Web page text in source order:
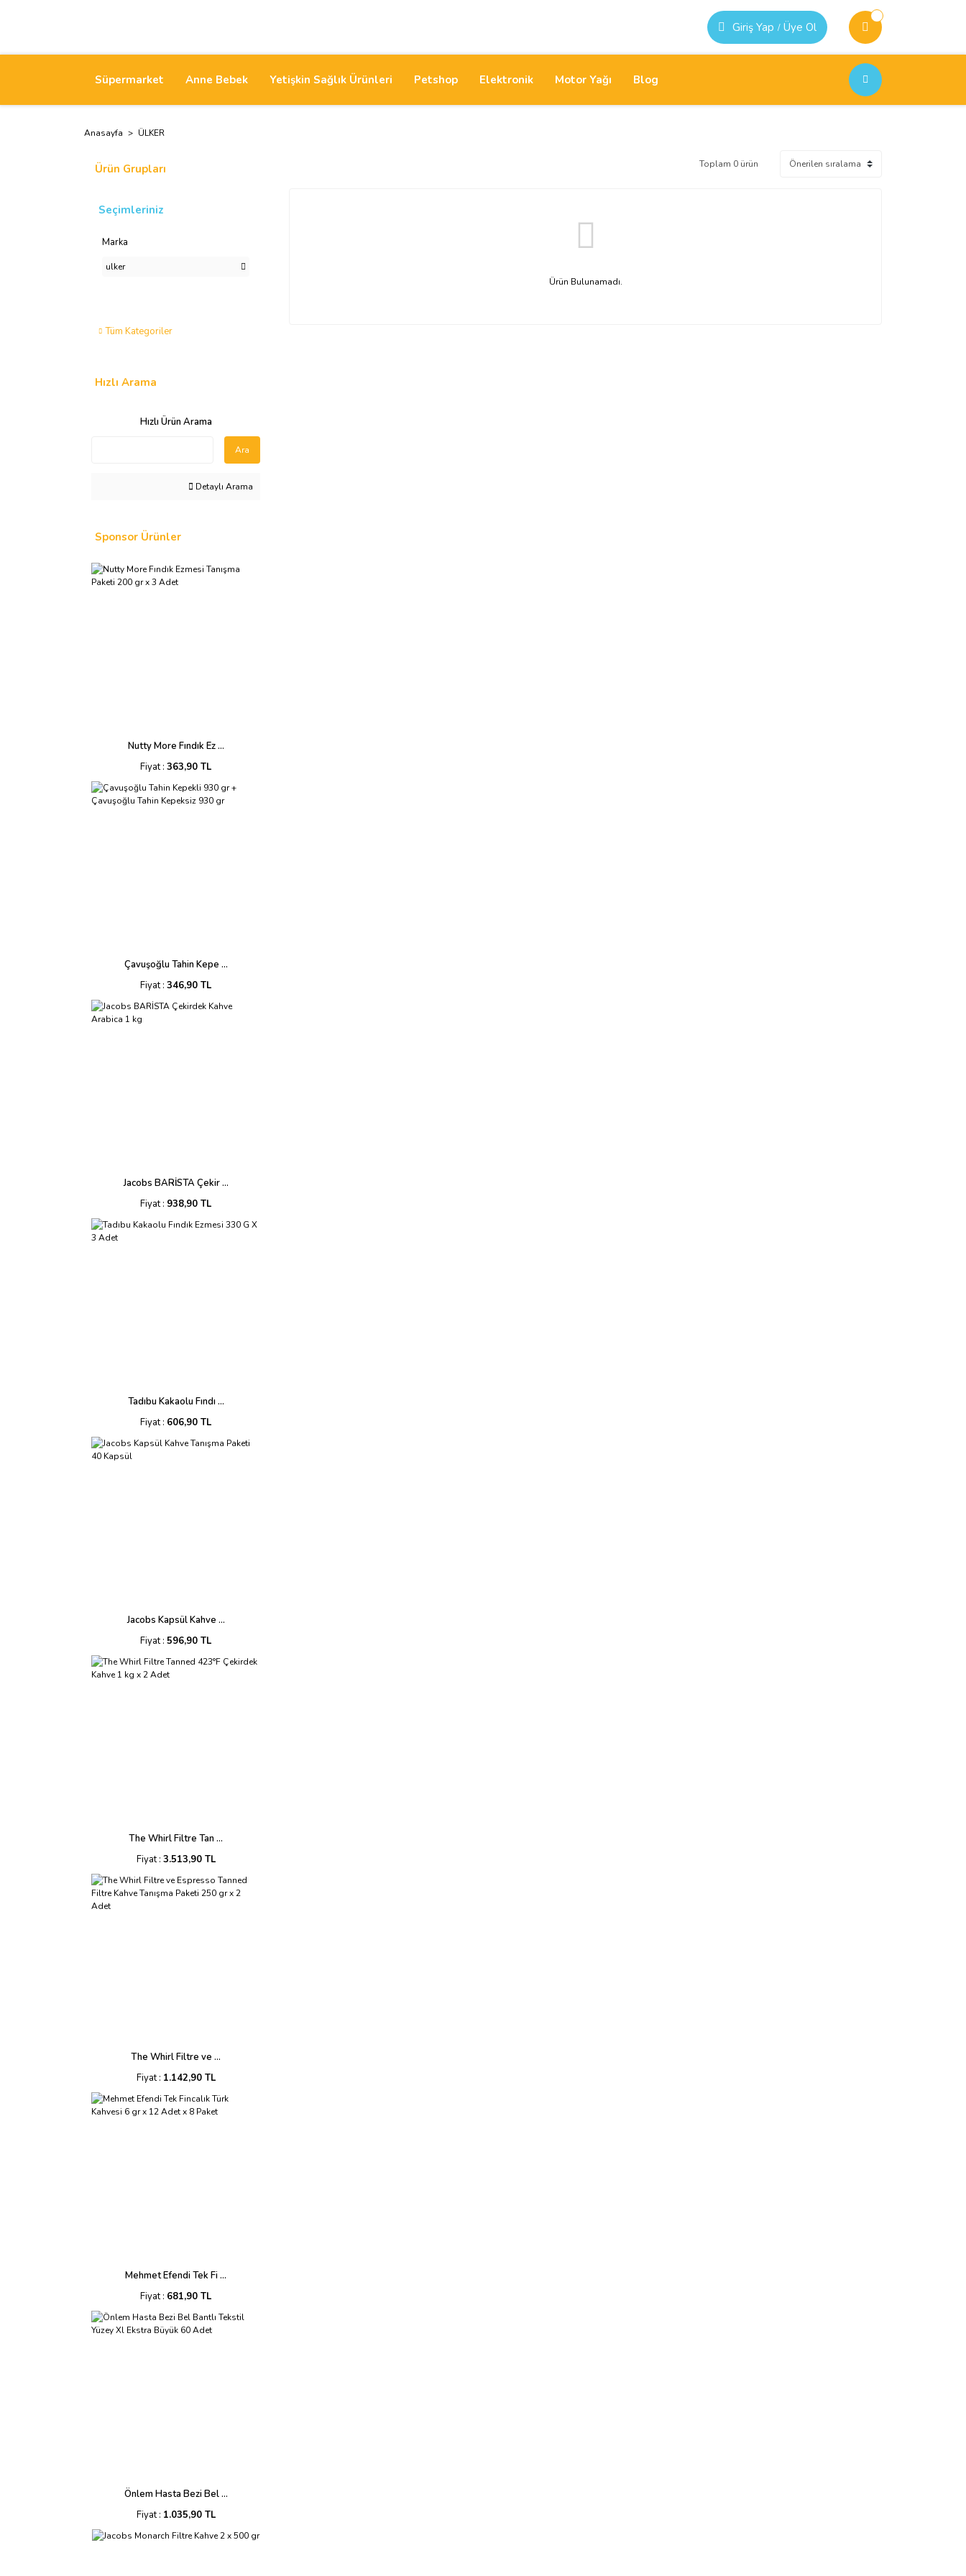
Giriş Yap / Üye Ol
Süpermarket Anne Bebek Yetişkin Sağlık Ürünleri Petshop Elektronik Motor Yağı Blog
Anasayfa ÜLKER
Ürün Grupları
Seçimleriniz
Marka
ulker
Tüm Kategoriler
Hızlı Arama
Hızlı Ürün Arama
Ara
Detaylı Arama
Sponsor Ürünler
Nutty More Fındık Ez ...
Fiyat : 363,90 TL
Çavuşoğlu Tahin Kepe ...
Fiyat : 346,90 TL
Jacobs BARİSTA Çekir ...
Fiyat : 938,90 TL
Tadıbu Kakaolu Fındı ...
Fiyat : 606,90 TL
Jacobs Kapsül Kahve ...
Fiyat : 596,90 TL
The Whirl Filtre Tan ...
Fiyat : 3.513,90 TL
The Whirl Filtre ve ...
Fiyat : 1.142,90 TL
Mehmet Efendi Tek Fi ...
Fiyat : 681,90 TL
Önlem Hasta Bezi Bel ...
Fiyat : 1.035,90 TL
Toplam 0 ürün
Ürün Bulunamadı.